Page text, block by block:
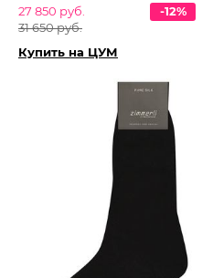
27 850 руб.
31 650 руб.
-12%
Купить на ЦУМ